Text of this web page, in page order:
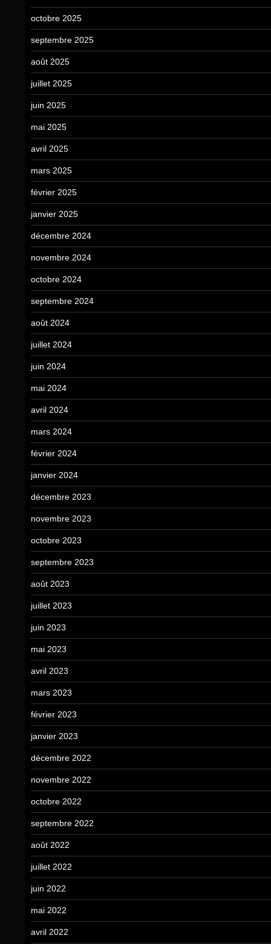
octobre 2025
septembre 2025
août 2025
juillet 2025
juin 2025
mai 2025
avril 2025
mars 2025
février 2025
janvier 2025
décembre 2024
novembre 2024
octobre 2024
septembre 2024
août 2024
juillet 2024
juin 2024
mai 2024
avril 2024
mars 2024
février 2024
janvier 2024
décembre 2023
novembre 2023
octobre 2023
septembre 2023
août 2023
juillet 2023
juin 2023
mai 2023
avril 2023
mars 2023
février 2023
janvier 2023
décembre 2022
novembre 2022
octobre 2022
septembre 2022
août 2022
juillet 2022
juin 2022
mai 2022
avril 2022